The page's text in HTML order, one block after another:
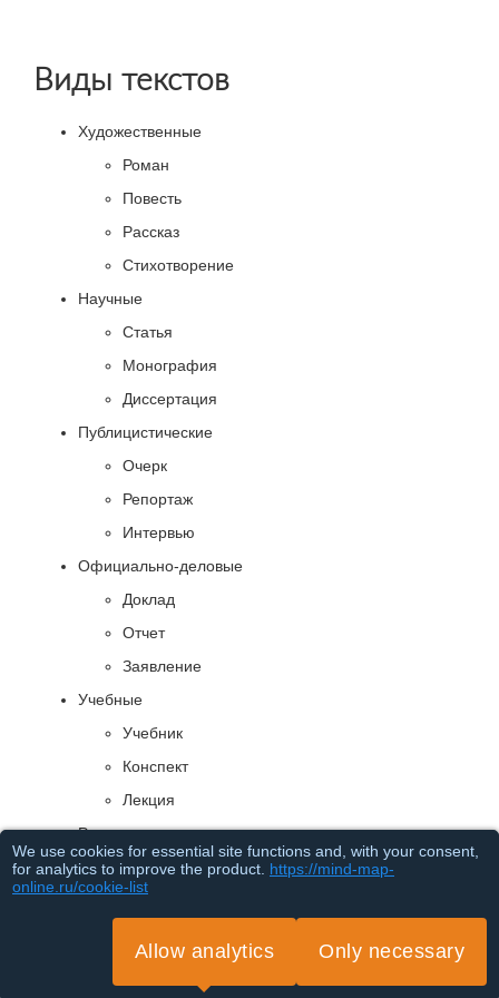
Виды текстов
Художественные
Роман
Повесть
Рассказ
Стихотворение
Научные
Статья
Монография
Диссертация
Публицистические
Очерк
Репортаж
Интервью
Официально-деловые
Доклад
Отчет
Заявление
Учебные
Учебник
Конспект
Лекция
Рекламные
Объявление
Буклет
We use cookies for essential site functions and, with your consent,
for analytics to improve the product. https://mind-map-
online.ru/cookie-list
Allow analytics Only necessary